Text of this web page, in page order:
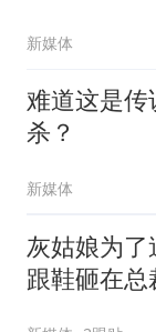
新媒体
难道这是
杀？
新媒体
灰姑娘为
跟鞋砸在总